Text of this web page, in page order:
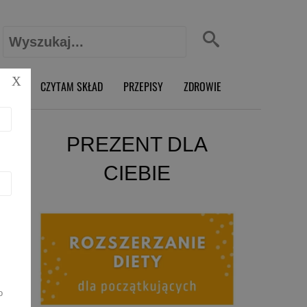
Szukaj:
RD CZYTAM SKŁAD PRZEPISY ZDROWIE
PREZENT DLA
CIEBIE
X